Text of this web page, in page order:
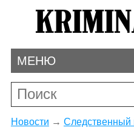
МЕНЮ
Новости → Следственный